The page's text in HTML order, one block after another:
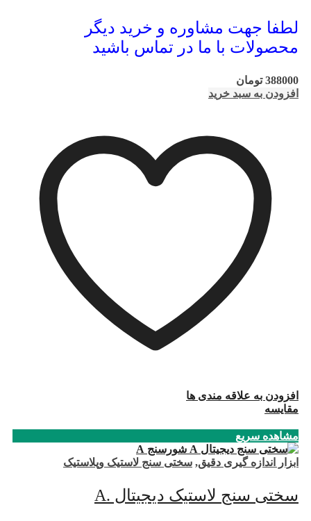
لطفا جهت مشاوره و خرید دیگر
محصولات با ما در تماس باشید
388000 تومان
افزودن به سبد خرید
افزودن به علاقه مندی ها
مقایسه
مشاهده سریع
ابزار اندازه گیری دقیق, سختی سنج لاستیک وپلاستیک
سختی سنج لاستیک دیجیتال .A